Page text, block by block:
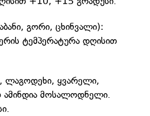
გორი, ცხინვალი):
ტემპერატურა დღისით
ლაგოდეხი, ყვარელი,
მოსალოდნელი.